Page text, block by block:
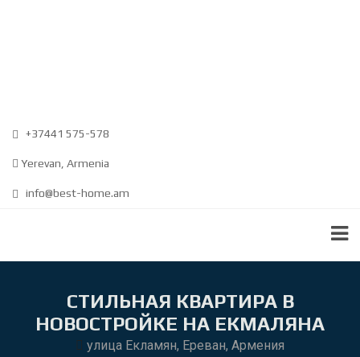
+37441 575-578
Yerevan, Armenia
info@best-home.am
СТИЛЬНАЯ КВАРТИРА В
НОВОСТРОЙКЕ НА ЕКМАЛЯНА
улица Екламян, Ереван, Армения